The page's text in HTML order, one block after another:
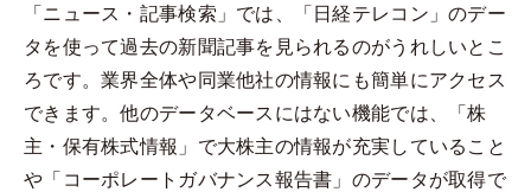
「ニュース・記事検索」では、「日経テレコン」のデー
タを使って過去の新聞記事を見られるのがうれしいとこ
ろです。業界全体や同業他社の情報にも簡単にアクセス
できます。他のデータベースにはない機能では、「株
主・保有株式情報」で大株主の情報が充実していること
や「コーポレートガバナンス報告書」のデータが取得で